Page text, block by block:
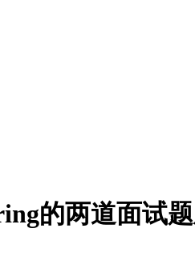
的两道面试